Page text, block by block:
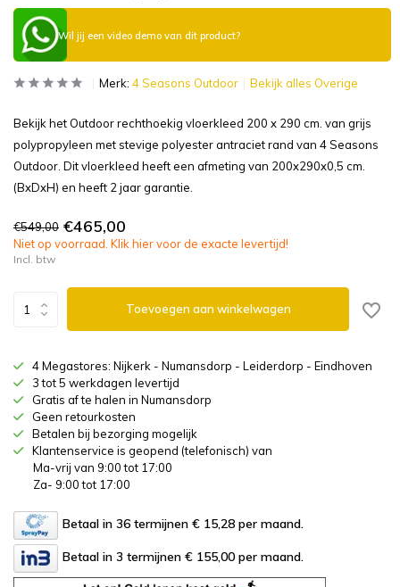
Wil jij een video demo van dit product?
Merk: 4 Seasons Outdoor Bekijk alles Overige
Bekijk het Outdoor rechthoekig vloerkleed 200 x 290 cm. van grijs
polypropyleen met stevige polyester antraciet rand van 4 Seasons
Outdoor. Dit vloerkleed heeft een afmeting van 200x290x0,5 cm.
(BxDxH) en heeft 2 jaar garantie.
€549,00 €465,00
Niet op voorraad. Klik hier voor de exacte levertijd!
Incl. btw
Toevoegen aan winkelwagen
4 Megastores: Nijkerk - Numansdorp - Leiderdorp - Eindhoven
3 tot 5 werkdagen levertijd
Gratis af te halen in Numansdorp
Geen retourkosten
Betalen bij bezorging mogelijk
Klantenservice is geopend (telefonisch) van
Ma-vrij van 9:00 tot 17:00
Za- 9:00 tot 17:00
Betaal in 36 termijnen € 15,28 per maand.
Betaal in 3 termijnen € 155,00 per maand.